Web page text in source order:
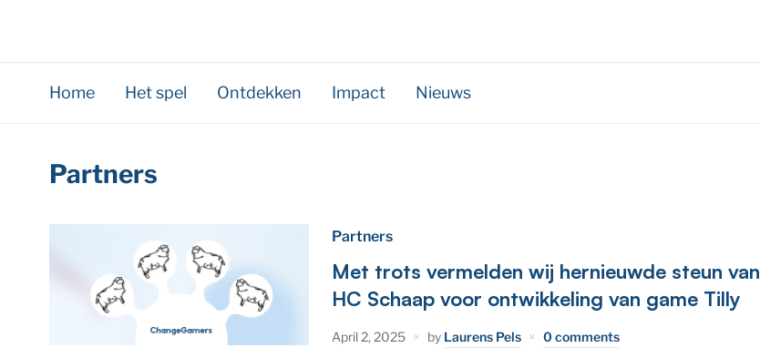
Home Het spel Ontdekken Impact Nieuws
Partners
Partners
Met trots vermelden wij hernieuwde steun van
HC Schaap voor ontwikkeling van game Tilly
April 2, 2025 by Laurens Pels 0 comments